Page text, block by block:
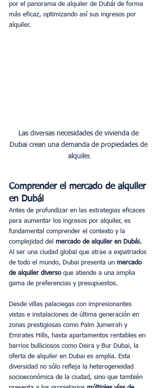
por el panorama de alquiler de Dubái de forma
más eficaz, optimizando así sus ingresos por
alquiler.
Las diversas necesidades de vivienda de
Dubai crean una demanda de propiedades de
alquiler.
Comprender el mercado de alquiler
en Dubái
Antes de profundizar en las estrategias eficaces
para aumentar los ingresos por alquiler, es
fundamental comprender el contexto y la
complejidad del mercado de alquiler en Dubái.
Al ser una ciudad global que atrae a expatriados
de todo el mundo, Dubai presenta un mercado
de alquiler diverso que atiende a una amplia
gama de preferencias y presupuestos.
Desde villas palaciegas con impresionantes
vistas e instalaciones de última generación en
zonas prestigiosas como Palm Jumeirah y
Emirates Hills, hasta apartamentos rentables en
barrios bulliciosos como Deira y Bur Dubai, la
oferta de alquiler en Dubai es amplia. Esta
diversidad no sólo refleja la heterogeneidad
socioeconómica de la ciudad, sino que también